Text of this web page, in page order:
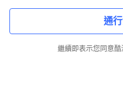
通
繼續即表示您同意酷